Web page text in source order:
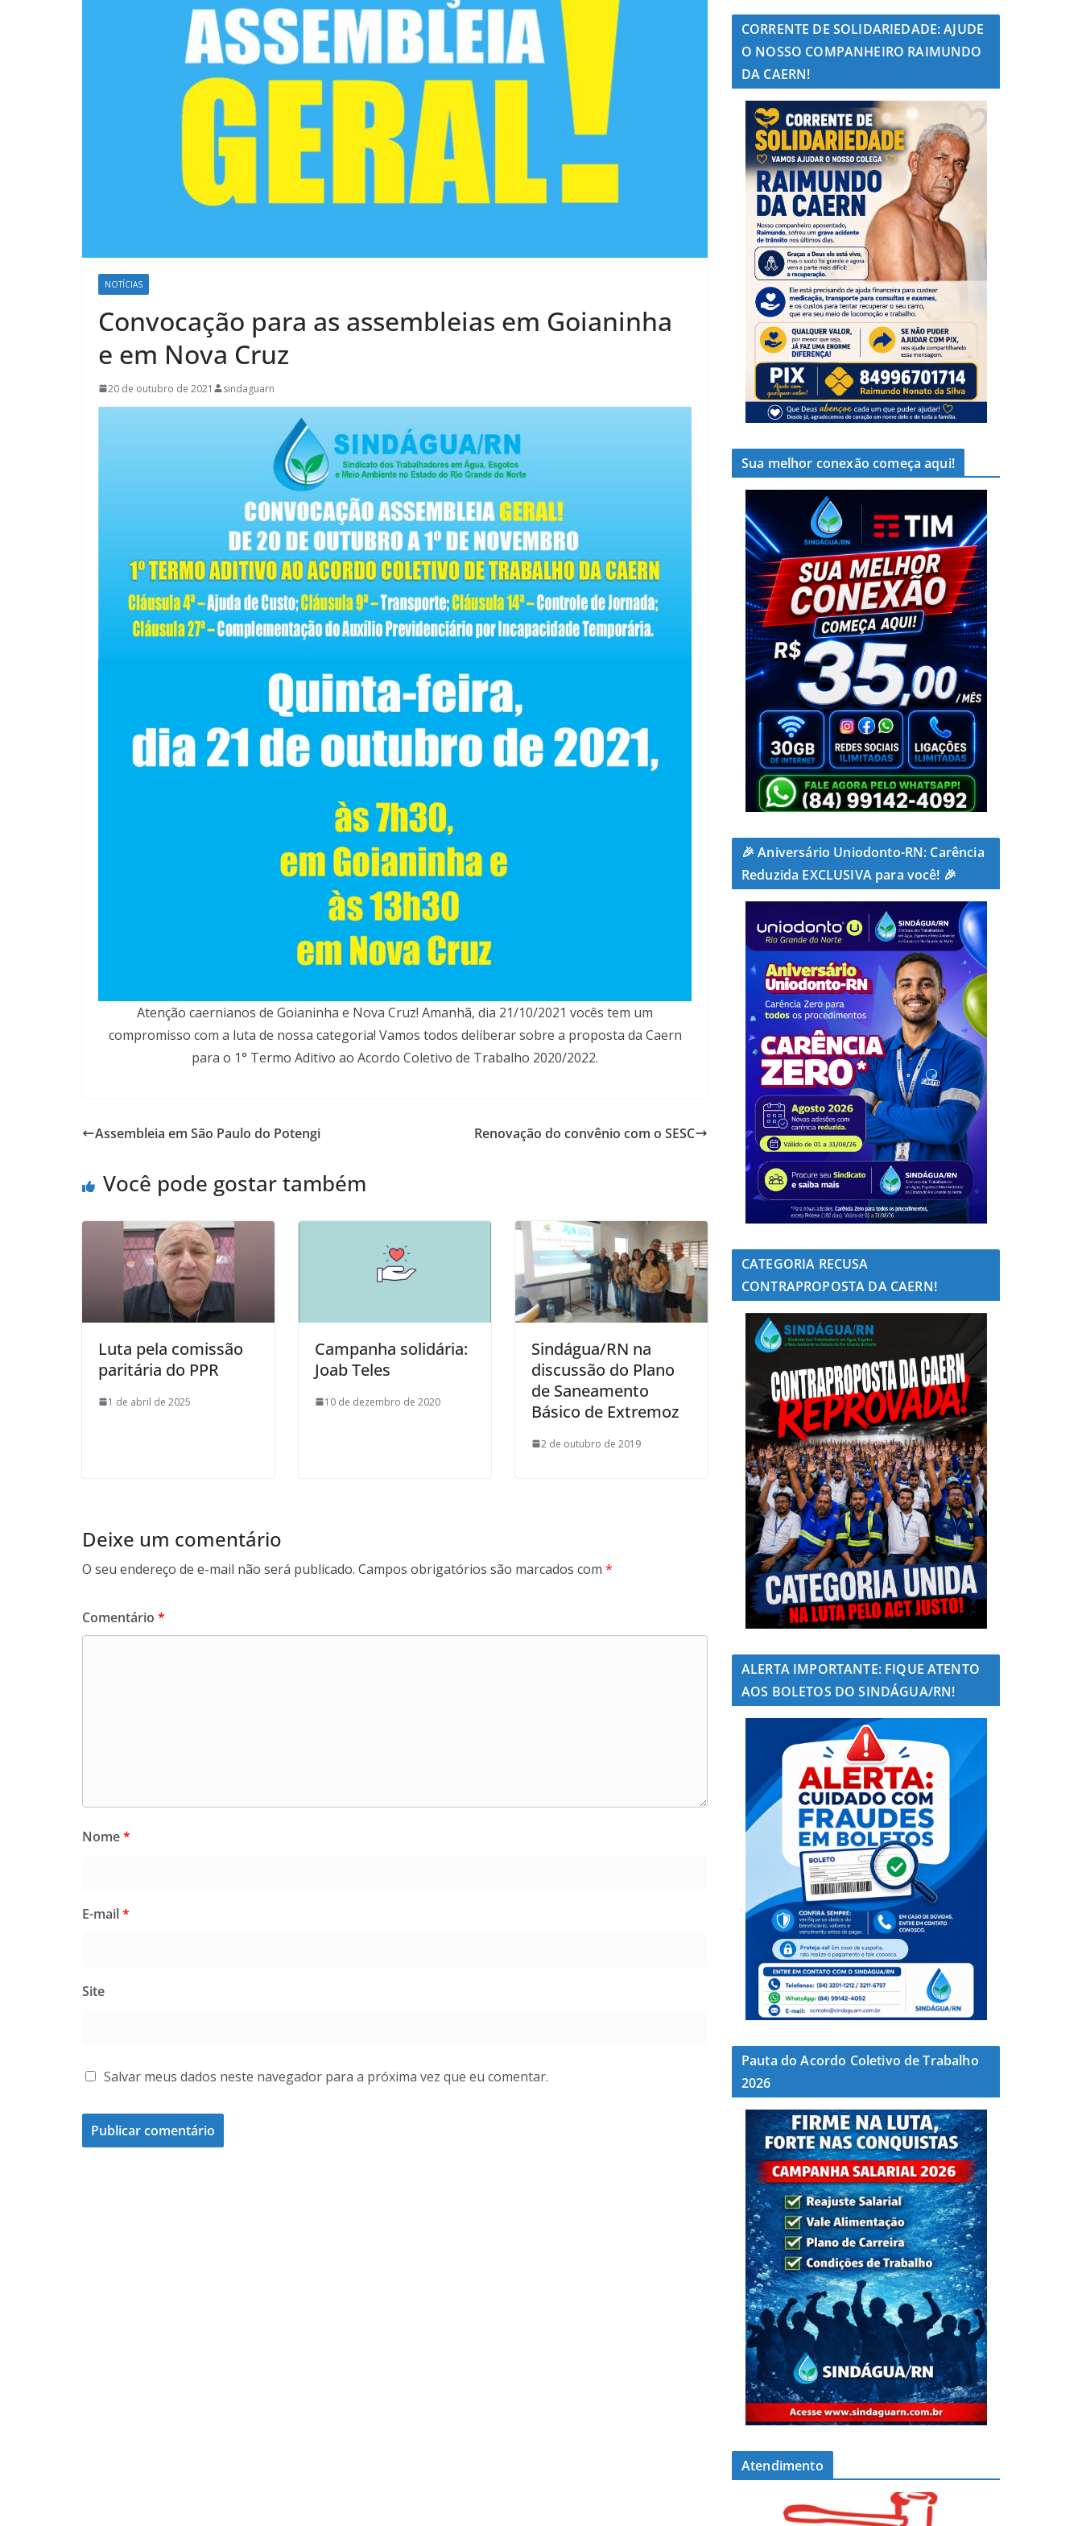
NOTÍCIAS
Convocação para as assembleias em Goianinha
e em Nova Cruz
20 de outubro de 2021 sindaguarn
Atenção caernianos de Goianinha e Nova Cruz! Amanhã, dia 21/10/2021 vocês tem um
compromisso com a luta de nossa categoria! Vamos todos deliberar sobre a proposta da Caern
para o 1° Termo Aditivo ao Acordo Coletivo de Trabalho 2020/2022.
Assembleia em São Paulo do Potengi Renovação do convênio com o SESC
Você pode gostar também
Luta pela comissão
paritária do PPR
1 de abril de 2025
Campanha solidária:
Joab Teles
10 de dezembro de 2020
Sindágua/RN na
discussão do Plano
de Saneamento
Básico de Extremoz
2 de outubro de 2019
Deixe um comentário
O seu endereço de e-mail não será publicado. Campos obrigatórios são marcados com *
Comentário *
Nome*
E-mail*
Site
Salvar meus dados neste navegador para a próxima vez que eu comentar.
CORRENTE DE SOLIDARIEDADE: AJUDE
O NOSSO COMPANHEIRO RAIMUNDO
DA CAERN!
Sua melhor conexão começa aqui!
🎉 Aniversário Uniodonto-RN: Carência
Reduzida EXCLUSIVA para você! 🎉
CATEGORIA RECUSA
CONTRAPROPOSTA DA CAERN!
ALERTA IMPORTANTE: FIQUE ATENTO
AOS BOLETOS DO SINDÁGUA/RN!
Pauta do Acordo Coletivo de Trabalho
2026
Atendimento